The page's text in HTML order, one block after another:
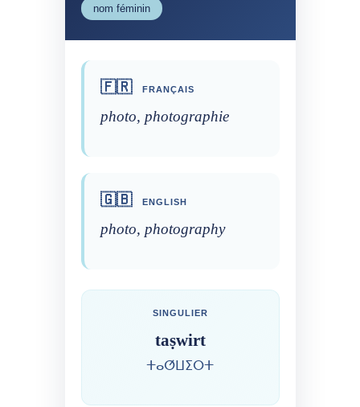
nom féminin
🇫🇷 FRANÇAIS
photo, photographie
🇬🇧 ENGLISH
photo, photography
SINGULIER
taṣwirt
ⵜⴰⵚⵡⵉⵔⵜ